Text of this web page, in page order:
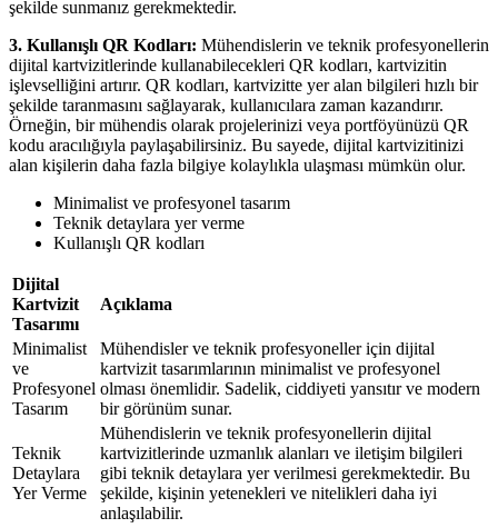
şekilde sunmanız gerekmektedir.
3. Kullanışlı QR Kodları: Mühendislerin ve teknik profesyonellerin
dijital kartvizitlerinde kullanabilecekleri QR kodları, kartvizitin
işlevselliğini artırır. QR kodları, kartvizitte yer alan bilgileri hızlı bir
şekilde taranmasını sağlayarak, kullanıcılara zaman kazandırır.
Örneğin, bir mühendis olarak projelerinizi veya portföyünüzü QR
kodu aracılığıyla paylaşabilirsiniz. Bu sayede, dijital kartvizitinizi
alan kişilerin daha fazla bilgiye kolaylıkla ulaşması mümkün olur.
Minimalist ve profesyonel tasarım
Teknik detaylara yer verme
Kullanışlı QR kodları
Dijital
Kartvizit
Tasarımı
Açıklama
Minimalist
ve
Profesyonel
Tasarım
Mühendisler ve teknik profesyoneller için dijital
kartvizit tasarımlarının minimalist ve profesyonel
olması önemlidir. Sadelik, ciddiyeti yansıtır ve modern
bir görünüm sunar.
Teknik
Detaylara
Yer Verme
Mühendislerin ve teknik profesyonellerin dijital
kartvizitlerinde uzmanlık alanları ve iletişim bilgileri
gibi teknik detaylara yer verilmesi gerekmektedir. Bu
şekilde, kişinin yetenekleri ve nitelikleri daha iyi
anlaşılabilir.